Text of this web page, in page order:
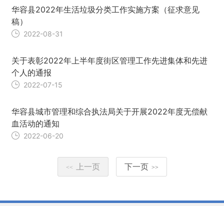
华容县2022年生活垃圾分类工作实施方案（征求意见
稿）
2022-08-31
关于表彰2022年上半年度街区管理工作先进集体和先进
个人的通报
2022-07-15
华容县城市管理和综合执法局关于开展2022年度无偿献
血活动的通知
2022-06-20
<< 上一页 下一页 >>